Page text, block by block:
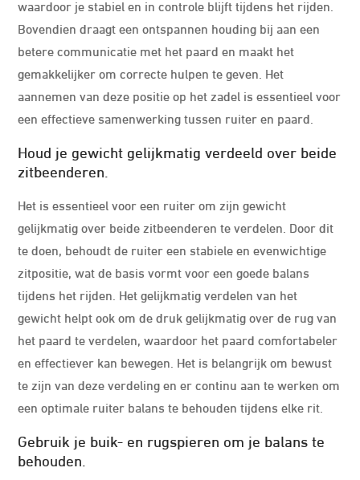
waardoor je stabiel en in controle blijft tijdens het rijden.
Bovendien draagt een ontspannen houding bij aan een
betere communicatie met het paard en maakt het
gemakkelijker om correcte hulpen te geven. Het
aannemen van deze positie op het zadel is essentieel voor
een effectieve samenwerking tussen ruiter en paard.
Houd je gewicht gelijkmatig verdeeld over beide
zitbeenderen.
Het is essentieel voor een ruiter om zijn gewicht
gelijkmatig over beide zitbeenderen te verdelen. Door dit
te doen, behoudt de ruiter een stabiele en evenwichtige
zitpositie, wat de basis vormt voor een goede balans
tijdens het rijden. Het gelijkmatig verdelen van het
gewicht helpt ook om de druk gelijkmatig over de rug van
het paard te verdelen, waardoor het paard comfortabeler
en effectiever kan bewegen. Het is belangrijk om bewust
te zijn van deze verdeling en er continu aan te werken om
een optimale ruiter balans te behouden tijdens elke rit.
Gebruik je buik- en rugspieren om je balans te
behouden.